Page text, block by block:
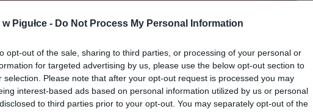
Pigułce - Do Not Process My Personal Information
opt-out of the sale, sharing to third parties, or processing of your personal or
for targeted advertising by us, please use the below opt-out section to
selection. Please note that after your opt-out request is processed you may
interest-based ads based on personal information utilized by us or personal
to third parties prior to your opt-out. You may separately opt-out of the
RÓWNIEŻ:
2026 16:06
dla milionów polskich rodzin. ZUS wypłacił już 173 mln zł.